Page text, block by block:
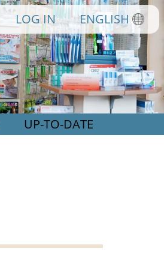
LOG IN ENGLISH
UP-TO-DATE